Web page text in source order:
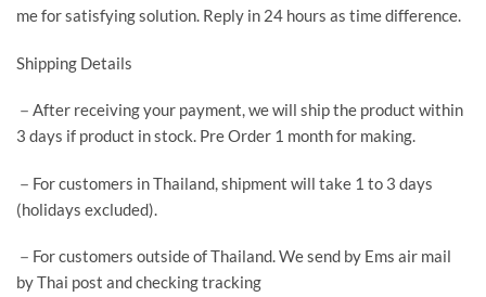
me for satisfying solution. Reply in 24 hours as time difference.
Shipping Details
－After receiving your payment, we will ship the product within
3 days if product in stock. Pre Order 1 month for making.
－For customers in Thailand, shipment will take 1 to 3 days
(holidays excluded).
－For customers outside of Thailand. We send by Ems air mail
by Thai post and checking tracking